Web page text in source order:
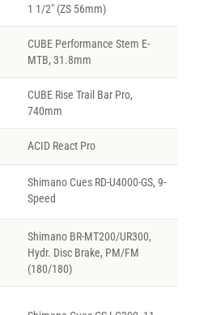
1 1/2" (ZS 56mm)
CUBE Performance Stem E-
MTB, 31.8mm
CUBE Rise Trail Bar Pro,
740mm
ACID React Pro
Shimano Cues RD-U4000-GS, 9-
Speed
Shimano BR-MT200/UR300,
Hydr. Disc Brake, PM/FM
(180/180)